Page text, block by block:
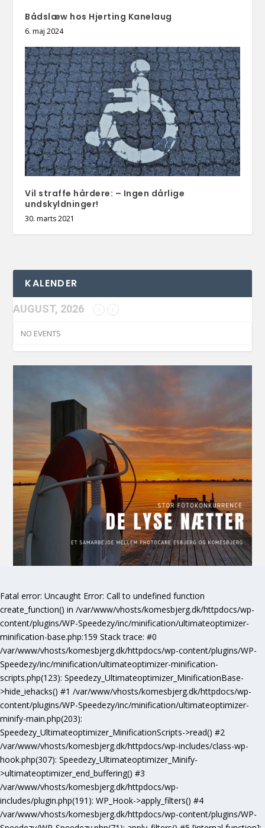
Bådslæw hos Hjerting Kanelaug
6. maj 2024
Vil straffe hårdere: – Ingen dårlige
undskyldninger!
30. marts 2021
KALENDER
AUGUST, 2026
NO EVENTS
Fatal error: Uncaught Error: Call to undefined function
create_function() in /var/www/vhosts/komesbjerg.dk/httpdocs/wp-
content/plugins/WP-Speedezy/inc/minification/ultimateoptimizer-
minification-base.php:159 Stack trace: #0
/var/www/vhosts/komesbjerg.dk/httpdocs/wp-content/plugins/WP-
Speedezy/inc/minification/ultimateoptimizer-minification-
scripts.php(123): Speedezy_Ultimateoptimizer_MinificationBase-
>hide_iehacks() #1 /var/www/vhosts/komesbjerg.dk/httpdocs/wp-
content/plugins/WP-Speedezy/inc/minification/ultimateoptimizer-
minify-main.php(203):
Speedezy_Ultimateoptimizer_MinificationScripts->read() #2
/var/www/vhosts/komesbjerg.dk/httpdocs/wp-includes/class-wp-
hook.php(307): Speedezy_Ultimateoptimizer_Minify-
>ultimateoptimizer_end_buffering() #3
/var/www/vhosts/komesbjerg.dk/httpdocs/wp-
includes/plugin.php(191): WP_Hook->apply_filters() #4
/var/www/vhosts/komesbjerg.dk/httpdocs/wp-content/plugins/WP-